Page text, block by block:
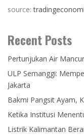
source:
Recent Posts
Pertunjukan Air
ULP Semanggi:
Jakarta
Bakmi Pangsit Ayam,
Ketika Institusi
Listrik Kalimantan